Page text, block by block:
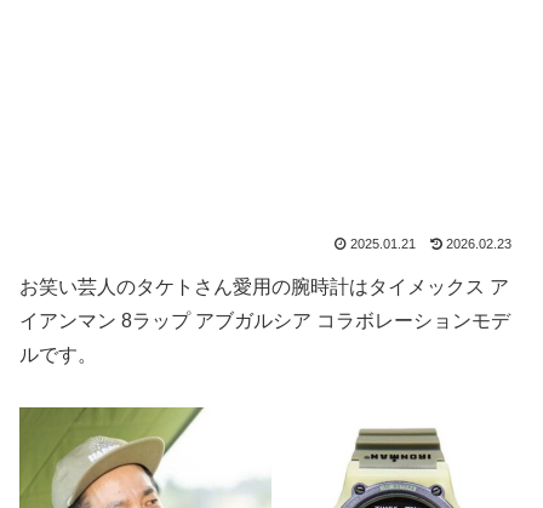
2025.01.21 2026.02.23
お笑い芸人のタケトさん愛用の腕時計はタイメックス ア
イアンマン 8ラップ アブガルシア コラボレーションモデ
ルです。